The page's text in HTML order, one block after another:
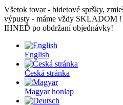
Všetok tovar - bidetové spršky,
výpusty - máme vždy SKLADOM !
IHNEĎ po obdržaní objednávky!
English
Česká stránka
Magyar honlap